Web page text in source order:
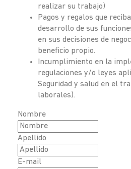
realizar su trabajo)
Pagos y regalos que
desarrollo de sus
en sus decisiones de
beneficio propio.
Incumplimiento en la
regulaciones y/o leyes
Seguridad y salud en el
laborales).
Nombre
Apellido
E-mail